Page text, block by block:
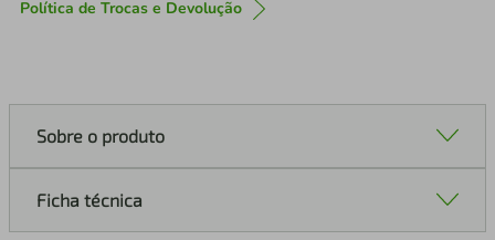
Política de Trocas e Devolução
Sobre o produto
Ficha técnica